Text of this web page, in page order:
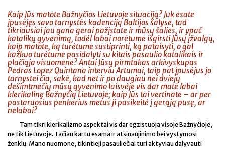
Kaip Jūs matote Bažnyčios Lietuvoje situaciją? Juk esate
įpusėjęs savo tarnystės kadenciją Baltijos šalyse, tad
tikriausiai jau gana gerai pažįstate ir mūsų šalies, ir ypač
katalikų gyvenimą, todėl labai norėtume išgirsti Jūsų įžvalgų,
kaip matote, ką turėtume sustiprinti, ką pataisyti, o gal
kažkuo turėtume pasidalyti su kitais pasaulio katalikais ir
plačiąja visuomene? Antai Jūsų pirmtakas arkivyskupas
Pedras Lopez Quintana interviu Artumai, taip pat įpusėjus jo
tarnystei čia, sakė, kad net ir po daugiau nei dviejų
dešimtmečių mūsų gyvenimo laisvėje vis dar matė labai
klerikalinę Bažnyčią Lietuvoje; kaip Jūs tai vertinate – ar per
pastaruosius penkerius metus ji pasikeitė į gerąją pusę, ar
nelabai?
Tam tikri klerikalizmo aspektai vis dar egzistuoja visoje Bažnyčioje,
ne tik Lietuvoje. Tačiau kartu esama ir atsinaujinimo bei vystymosi
ženklų. Mano nuomone, tikintieji pasauliečiai turi aktyviau dalyvauti